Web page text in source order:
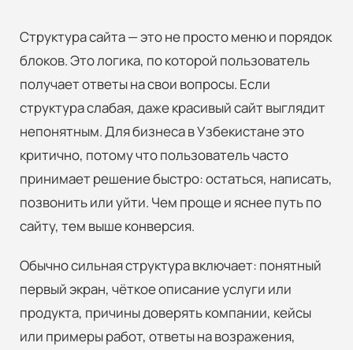
Структура сайта — это не просто меню и порядок
блоков. Это логика, по которой пользователь
получает ответы на свои вопросы. Если
структура слабая, даже красивый сайт выглядит
непонятным. Для бизнеса в Узбекистане это
критично, потому что пользователь часто
принимает решение быстро: остаться, написать,
позвонить или уйти. Чем проще и яснее путь по
сайту, тем выше конверсия.
Обычно сильная структура включает: понятный
первый экран, чёткое описание услуги или
продукта, причины доверять компании, кейсы
или примеры работ, ответы на возражения,